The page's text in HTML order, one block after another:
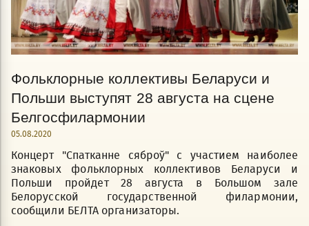
Фольклорные коллективы Беларуси и
Польши выступят 28 августа на сцене
Белгосфилармонии
05.08.2020
Концерт "Спатканне сяброў" с участием наиболее
знаковых фольклорных коллективов Беларуси и
Польши пройдет 28 августа в Большом зале
Белорусской государственной филармонии,
сообщили БЕЛТА организаторы.